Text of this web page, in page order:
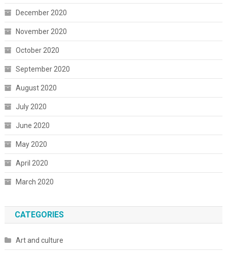
December 2020
November 2020
October 2020
September 2020
August 2020
July 2020
June 2020
May 2020
April 2020
March 2020
CATEGORIES
Art and culture